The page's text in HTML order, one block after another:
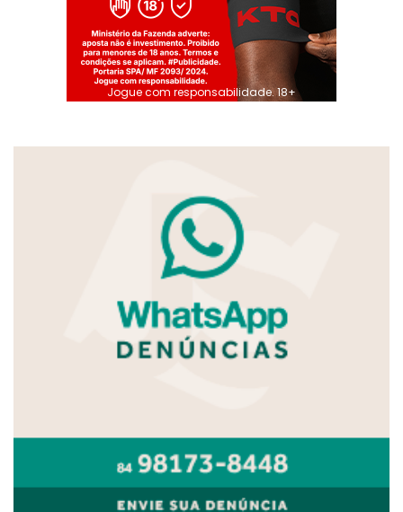
Jogue com responsabilidade. 18+